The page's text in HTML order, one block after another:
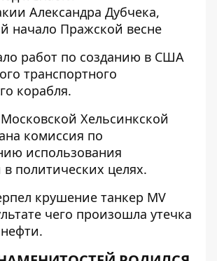
Александра Дубчека,
начало Пражской весне
работ по созданию в США
транспортного
корабля.
Хельсинкской
комиссия по
использования
политических целях.
крушение танкер MV
чего произошла утечка